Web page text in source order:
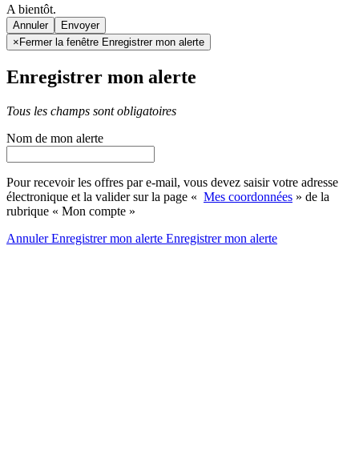
A bientôt.
Annuler
× Fermer la fenêtre Enregistrer mon alerte
Enregistrer mon alerte
Tous les champs sont obligatoires
Nom de mon alerte
Pour recevoir les offres par e-mail, vous devez saisir votre adresse
électronique et la valider sur la page « Mes coordonnées » de la
rubrique « Mon compte »
AnnulerEnregistrer mon alerte Enregistrermon alerte